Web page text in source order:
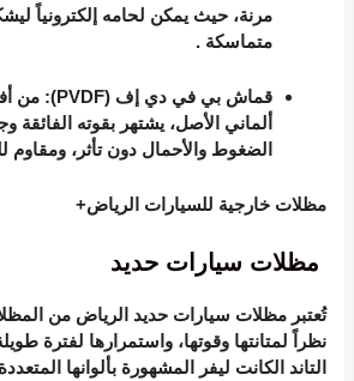
مرنة، حيث يمكن لحامه إلكترونياً
متماسكة.
قماش بي في دي إف (PVDF)
: من
ألماني الأصل، يشتهر بقوته الفائقة
الضغوط والأحمال دون تأثر، ومقاوم
مظلات خارجية للسيارات الرياض+
مظلات سيارات حديد
تُعتبرمظلات سيارات حديد الرياض من
نظراً لمتانتها وقوتها، واستمرارها لفترة
التاند الكانت ليفر المشهورة بألوانها